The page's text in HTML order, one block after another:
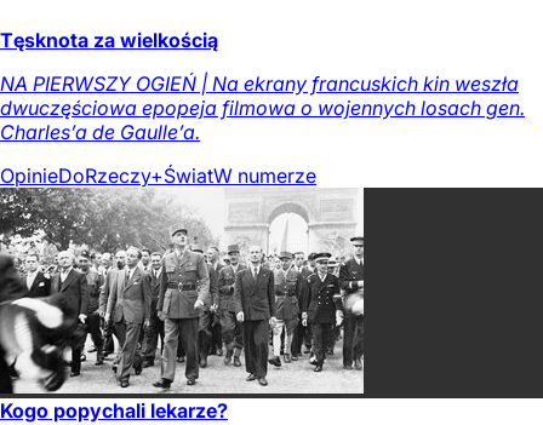
Tęsknota za wielkością
NA PIERWSZY OGIEŃ | Na ekrany francuskich kin weszła
dwuczęściowa epopeja filmowa o wojennych losach gen.
Charles’a de Gaulle’a.
OpinieDoRzeczy+ŚwiatW numerze
Kogo popychali lekarze?